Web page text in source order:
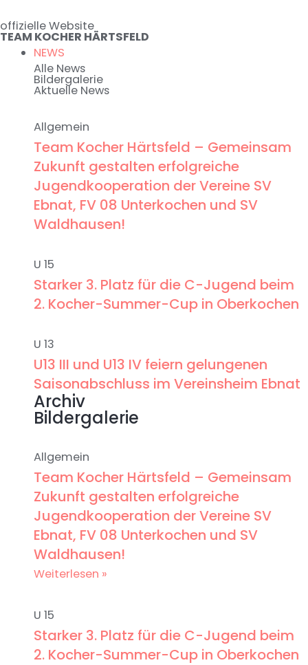
Inhalt
springen
offizielle Website
TEAM KOCHER HÄRTSFELD
NEWS
Alle News
Bildergalerie
Aktuelle News
Allgemein
Team Kocher Härtsfeld – Gemeinsam
Zukunft gestalten erfolgreiche
Jugendkooperation der Vereine SV
Ebnat, FV 08 Unterkochen und SV
Waldhausen!
U 15
Starker 3. Platz für die C-Jugend beim
2. Kocher-Summer-Cup in Oberkochen
U 13
U13 III und U13 IV feiern gelungenen
Saisonabschluss im Vereinsheim Ebnat
Archiv
Bildergalerie
Allgemein
Team Kocher Härtsfeld – Gemeinsam
Zukunft gestalten erfolgreiche
Jugendkooperation der Vereine SV
Ebnat, FV 08 Unterkochen und SV
Waldhausen!
Weiterlesen »
U 15
Starker 3. Platz für die C-Jugend beim
2. Kocher-Summer-Cup in Oberkochen